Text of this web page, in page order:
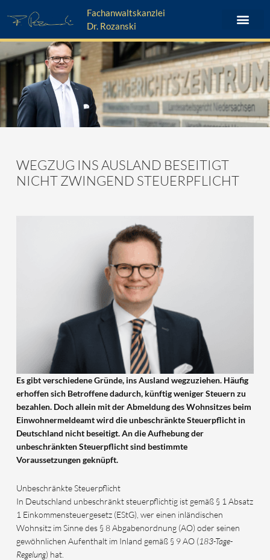
Inhalt
Fachanwaltskanzlei
Dr. Rozanski
WEGZUG INS AUSLAND BESEITIGT
NICHT ZWINGEND STEUERPFLICHT
Es gibt verschiedene Gründe, ins Ausland wegzuziehen. Häufig
erhoffen sich Betroffene dadurch, künftig weniger Steuern zu
bezahlen. Doch allein mit der Abmeldung des Wohnsitzes beim
Einwohnermeldeamt wird die unbeschränkte Steuerpflicht in
Deutschland nicht beseitigt. An die Aufhebung der
unbeschränkten Steuerpflicht sind bestimmte
Voraussetzungen geknüpft.
Unbeschränkte Steuerpflicht
In Deutschland unbeschränkt steuerpflichtig ist gemäß § 1 Absatz
1 Einkommensteuergesetz (EStG), wer einen inländischen
Wohnsitz im Sinne des § 8 Abgabenordnung (AO) oder seinen
gewöhnlichen Aufenthalt im Inland gemäß § 9 AO (183-Tage-
Regelung) hat.